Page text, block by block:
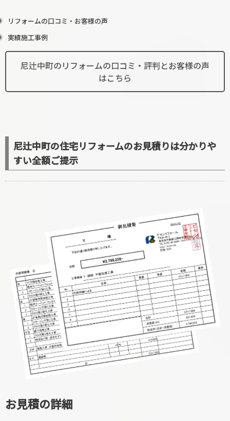
リフォームの口コミ・お客様の声
実績施工事例
尼辻中町のリフォームの口コミ・評判とお客様の声
はこちら
尼辻中町の住宅リフォームのお見積りは分かりや
すい全額ご提示
お見積の詳細